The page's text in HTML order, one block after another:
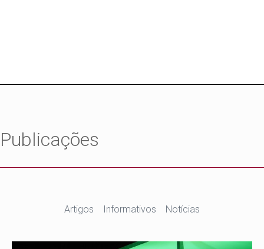
Publicações
Artigos Informativos Notícias